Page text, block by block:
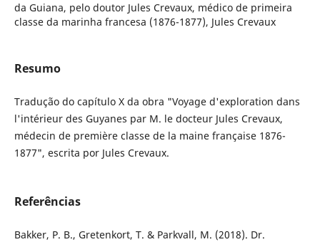
da Guiana, pelo doutor Jules Crevaux, médico de primeira
classe da marinha francesa (1876-1877), Jules Crevaux
Resumo
Tradução do capítulo X da obra "Voyage d'exploration dans
l'intérieur des Guyanes par M. le docteur Jules Crevaux,
médecin de première classe de la maine française 1876-
1877", escrita por Jules Crevaux.
Referências
Bakker, P. B., Gretenkort, T. & Parkvall, M. (2018). Dr.